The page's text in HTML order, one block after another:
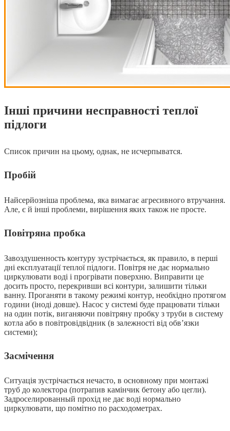
Інші причини несправності теплої
підлоги
Список причин на цьому, однак, не исчерпыватся.
Пробій
Найсерйозніша проблема, яка вимагає агресивного втручання.
Але, є й інші проблеми, вирішення яких також не просте.
Повітряна пробка
Завоздушенность контуру зустрічається, як правило, в перші
дні експлуатації теплої підлоги. Повітря не дає нормально
циркулювати воді і прогрівати поверхню. Виправити це
досить просто, перекривши всі контури, залишити тільки
ванну. Проганяти в такому режимі контур, необхідно протягом
години (іноді довше). Насос у системі буде працювати тільки
на один потік, виганяючи повітряну пробку з труби в систему
котла або в повітровідвідник (в залежності від обв’язки
системи);
Засмічення
Ситуація зустрічається нечасто, в основному при монтажі
труб до колектора (потрапив камінчик бетону або цегли).
Задроселированный прохід не дає воді нормально
циркулювати, що помітно по расходометрах.